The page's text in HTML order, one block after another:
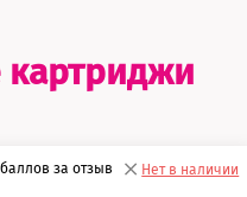
баллов за отзыв Нет в наличии